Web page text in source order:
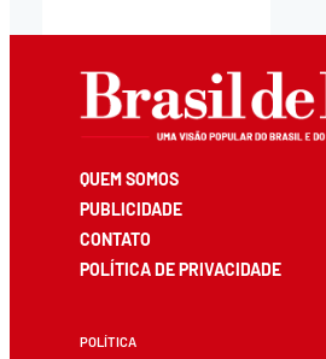
QUEM SOMOS
PUBLICIDADE
CONTATO
POLÍTICA DE PRIVACIDADE
POLÍTICA